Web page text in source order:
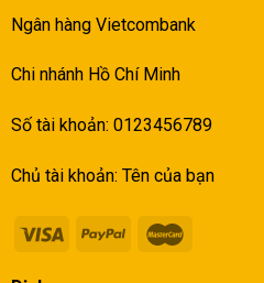
Ngân hàng Vietcombank
Chi nhánh Hồ Chí Minh
Số tài khoản: 0123456789
Chủ tài khoản: Tên của bạn